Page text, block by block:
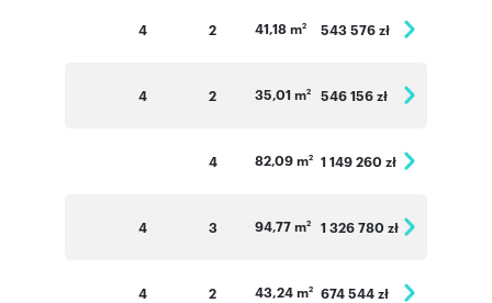
4 2 41,18 m2 543 576 zł
4 2 35,01 m2 546 156 zł
4 82,09 m2 1 149 260 zł
4 3 94,77 m2 1 326 780 zł
4 2 43,24 m2 674 544 zł